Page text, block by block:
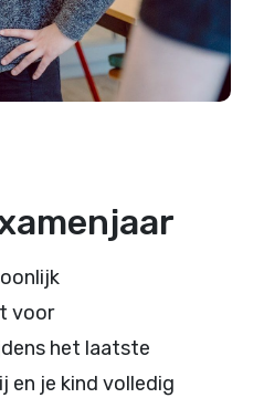
voor
het laatste
en je kind volledig